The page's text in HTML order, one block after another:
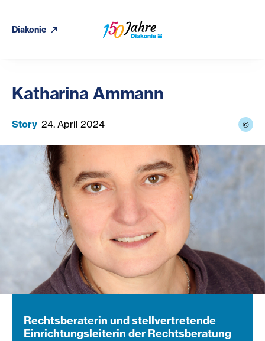
Diakonie
Katharina Ammann
Story 24. April 2024 ©
Rechtsberaterin und stellvertretende
Einrichtungsleiterin der Rechtsberatung